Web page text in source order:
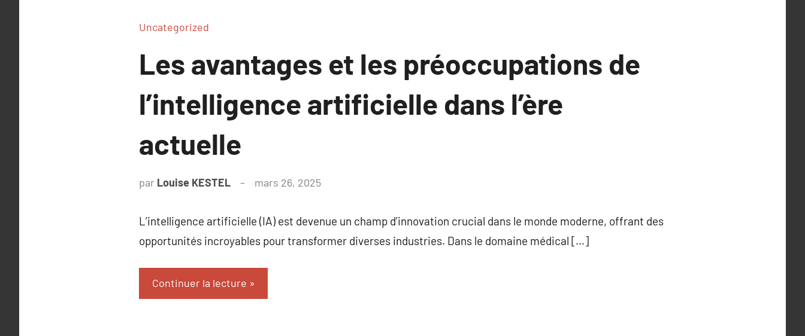
Uncategorized
Les avantages et les préoccupations de
l’intelligence artificielle dans l’ère
actuelle
par Louise KESTEL mars 26, 2025
L’intelligence artificielle (IA) est devenue un champ d’innovation crucial dans le monde moderne, offrant des
opportunités incroyables pour transformer diverses industries. Dans le domaine médical […]
Continuer la lecture